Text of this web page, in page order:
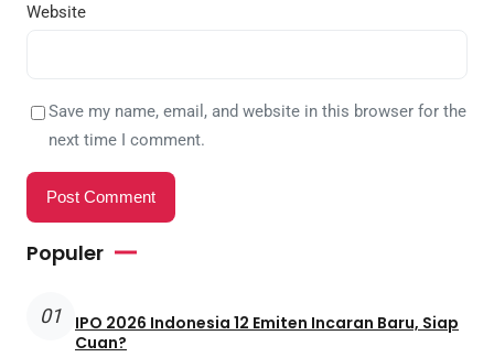
Website
Save my name, email, and website in this browser for the
next time I comment.
Populer
01
IPO 2026 Indonesia 12 Emiten Incaran Baru, Siap
Cuan?